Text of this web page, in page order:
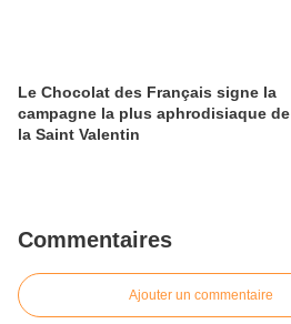
Le Chocolat des Français signe la
campagne la plus aphrodisiaque de
la Saint Valentin
Commentaires
Ajouter un commentaire